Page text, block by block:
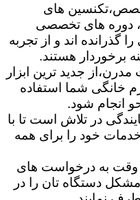
های
دوره های تخصصی
گذرانده اند و از تجربه
برخوردار هستند.
مدرن،از جدید ترین ابزار
خانگی شما استفاده
انجام شود.
در تلاش است تا با
خود را برای همه
وقت به درخواست های
دستگاه تان را در